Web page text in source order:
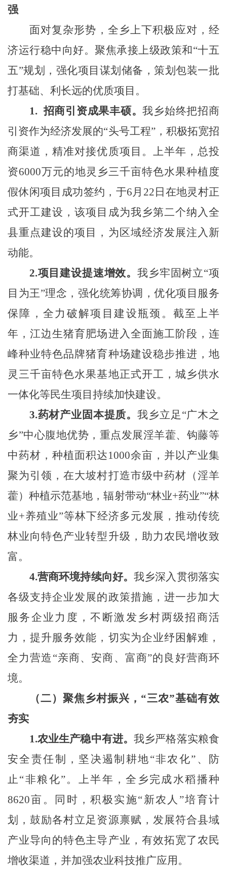
强
面对复杂形势，全乡上下积极应对，经
济运行稳中向好。聚焦承接上级政策和“十五
五”规划，强化项目谋划储备，策划包装一批
打基础、利长远的优质项目。
1. 招商引资成果丰硕。我乡始终把招商
引资作为经济发展的“头号工程”，积极拓宽招
商渠道，精准对接优质项目。上半年，总投
资6000万元的地灵乡三千亩特色水果种植度
假休闲项目成功签约，于6月22日在地灵村正
式开工建设，该项目成为我乡第二个纳入全
县重点建设的项目，为区域经济发展注入新
动能。
2.项目建设提速增效。我乡牢固树立“项
目为王”理念，强化统筹协调，优化项目服务
保障，全力破解项目建设瓶颈。截至上半
年，江边生猪育肥场进入全面施工阶段，连
峰种业特色品牌猪育种场建设稳步推进，地
灵三千亩特色水果基地正式开工，城乡供水
一体化等民生项目持续加快建设。
3.药材产业固本提质。我乡立足“广木之
乡”中心腹地优势，重点发展淫羊藿、钩藤等
中药材 ， 种植面积达1000余亩，并以产业集
聚为引领，在大坡村打造市级中药材（淫羊
藿）种植示范基地，辐射带动“林业+药业”“林
业+养殖业”等林下经济多元发展，推动传统
林业向特色产业转型升级，助力农民增收致
富。
4.营商环境持续向好。我乡深入贯彻落实
各级支持企业发展的政策措施，进一步加大
服务企业力度，不断激发乡村两级招商活
力，提升服务效能，切实为企业纾困解难，
全力营造“亲商、安商、富商”的良好营商环
境。
（二）聚焦乡村振兴，“三农”基础有效
夯实
1.农业生产稳中有进。我乡严格落实粮食
安全责任制，坚决遏制耕地“非农化”、防
止“非粮化”。
上半年，全乡完成水稻播种
8620亩。
同时，积极实施“新农人”培育计
划，鼓励各村立足资源禀赋， 发展符合县域
产业导向的特色主导产业，有效拓宽了农民
增收渠道 ， 并加强农业科技推广应用。